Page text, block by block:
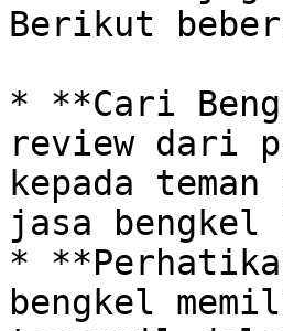
Berikut
* **Cari
review dari
kepada
jasa bengkel
*
bengkel